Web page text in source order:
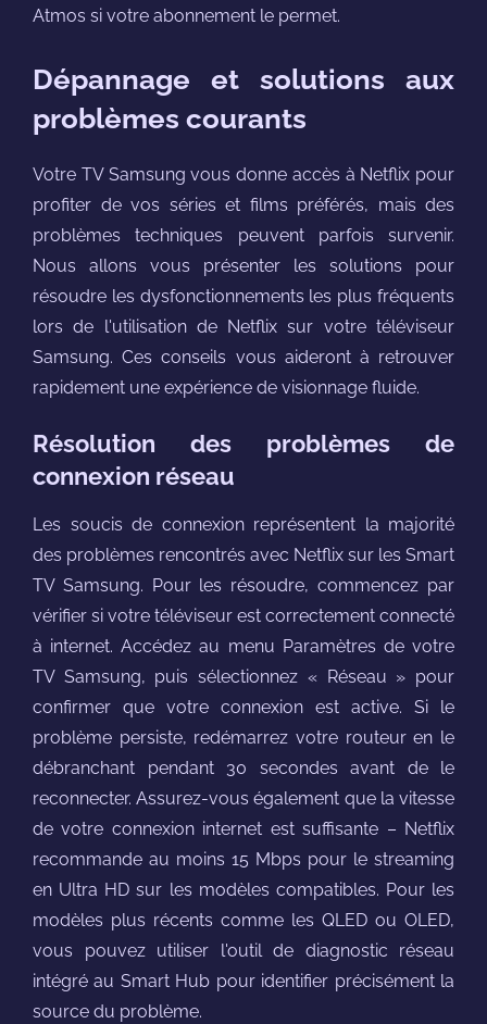
Atmos si votre abonnement le permet.
Dépannage et solutions aux
problèmes courants
Votre TV Samsung vous donne accès à Netflix pour
profiter de vos séries et films préférés, mais des
problèmes techniques peuvent parfois survenir.
Nous allons vous présenter les solutions pour
résoudre les dysfonctionnements les plus fréquents
lors de l'utilisation de Netflix sur votre téléviseur
Samsung. Ces conseils vous aideront à retrouver
rapidement une expérience de visionnage fluide.
Résolution des problèmes de
connexion réseau
Les soucis de connexion représentent la majorité
des problèmes rencontrés avec Netflix sur les Smart
TV Samsung. Pour les résoudre, commencez par
vérifier si votre téléviseur est correctement connecté
à internet. Accédez au menu Paramètres de votre
TV Samsung, puis sélectionnez « Réseau » pour
confirmer que votre connexion est active. Si le
problème persiste, redémarrez votre routeur en le
débranchant pendant 30 secondes avant de le
reconnecter. Assurez-vous également que la vitesse
de votre connexion internet est suffisante – Netflix
recommande au moins 15 Mbps pour le streaming
en Ultra HD sur les modèles compatibles. Pour les
modèles plus récents comme les QLED ou OLED,
vous pouvez utiliser l'outil de diagnostic réseau
intégré au Smart Hub pour identifier précisément la
source du problème.